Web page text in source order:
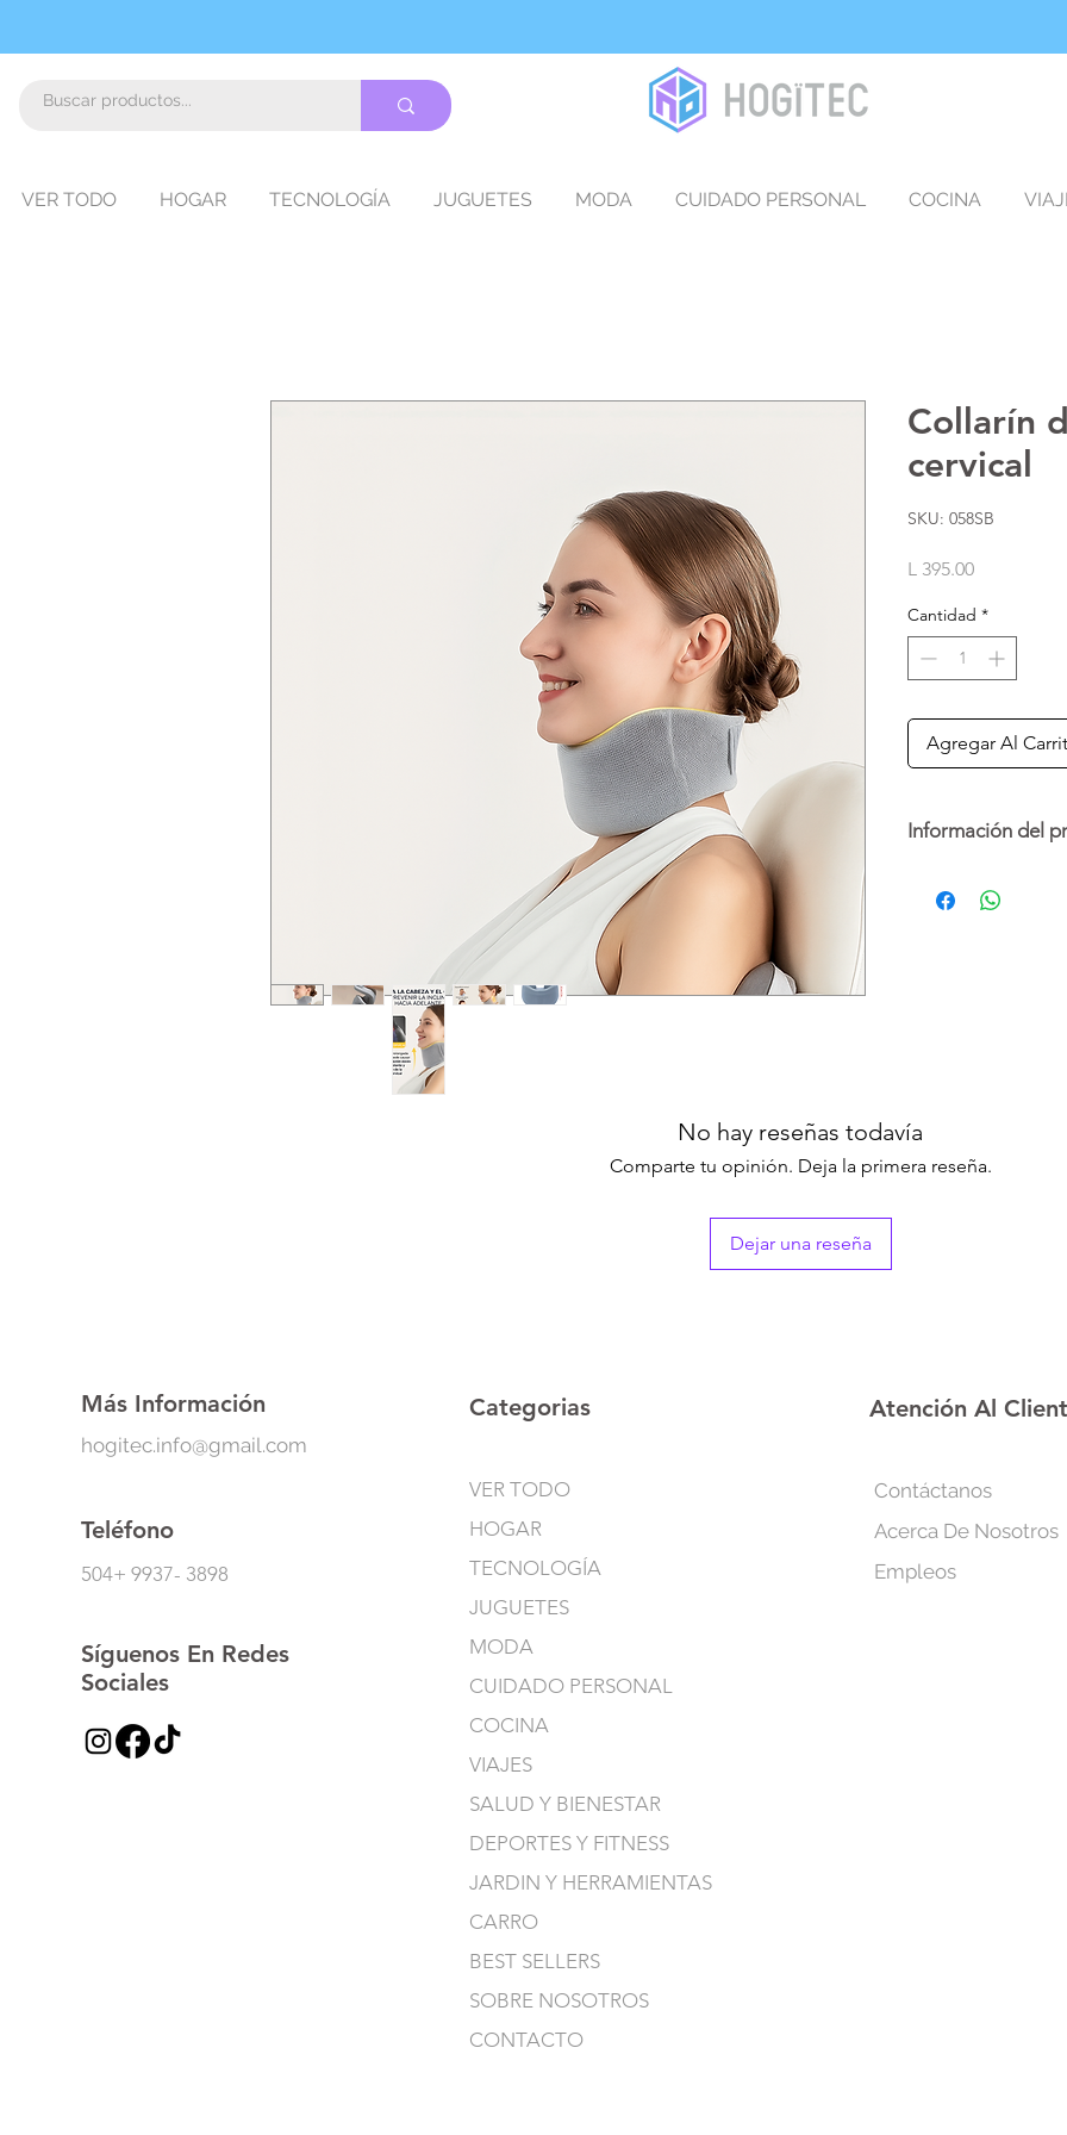
VER TODO HOGAR TECNOLOGÍA JUGUETES MODA CUIDADO PERSONAL COCINA
Collarín
cervical
SKU: 058SB
L 395.00Precio
Cantidad *
Agregar Al
Información del
collarín de tracción
No hay reseñas todavía
Comparte tu opinión. Deja la primera reseña.
Dejar una reseña
Más Información
hogitec.info@gmail.com
Teléfono
504+ 9937- 3898
Síguenos En Redes
Sociales
Categorias
VER TODO
HOGAR
TECNOLOGÍA
JUGUETES
MODA
CUIDADO PERSONAL
COCINA
VIAJES
SALUD Y BIENESTAR
DEPORTES Y FITNESS
JARDIN Y HERRAMIENTAS
CARRO
BEST SELLERS
SOBRE NOSOTROS
CONTACTO
Atención Al
Contáctanos
Acerca De Nosotros
Empleos